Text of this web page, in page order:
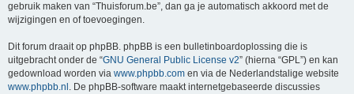
gebruik maken van “Thuisforum.be”, dan ga je automatisch akkoord met de
wijzigingen en of toevoegingen.
Dit forum draait op phpBB. phpBB is een bulletinboardoplossing die is
uitgebracht onder de “GNU General Public License v2” (hierna “GPL”) en kan
gedownload worden via www.phpbb.com en via de Nederlandstalige website
www.phpbb.nl . De phpBB-software maakt internetgebaseerde discussies